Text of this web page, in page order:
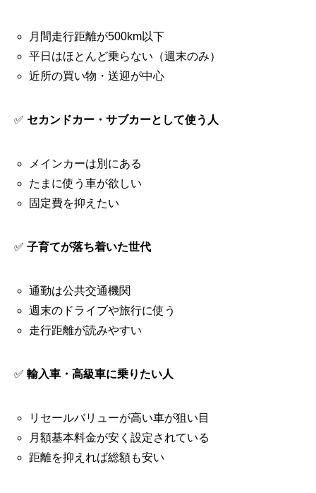
月間走行距離が500km以下
平日はほとんど乗らない（週末のみ）
近所の買い物・送迎が中心
✅ セカンドカー・サブカーとして使う人
メインカーは別にある
たまに使う車が欲しい
固定費を抑えたい
✅ 子育てが落ち着いた世代
通勤は公共交通機関
週末のドライブや旅行に使う
走行距離が読みやすい
✅ 輸入車・高級車に乗りたい人
リセールバリューが高い車が狙い目
月額基本料金が安く設定されている
距離を抑えれば総額も安い